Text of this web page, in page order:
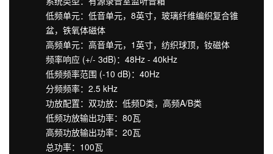
低频单元：低音单元，8英寸，玻璃纤维编织复合锥
盆，铁氧体磁体
高频单元：高音单元，1英寸，纺织球顶，钕磁体
频率响应 (+/- 3dB)：48Hz - 40kHz
低频频率范围 (-10 dB)：40Hz
分频频率：2.5 kHz
功放配置：双功放：低频D类，高频A/B类
低频功放输出功率：80瓦
高频功放输出功率：20瓦
总功率：100瓦